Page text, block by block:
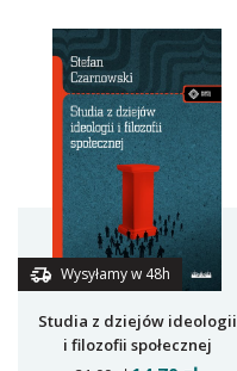
Wysyłamy w 48h
Studia z dziejów ideologii
i filozofii społecznej